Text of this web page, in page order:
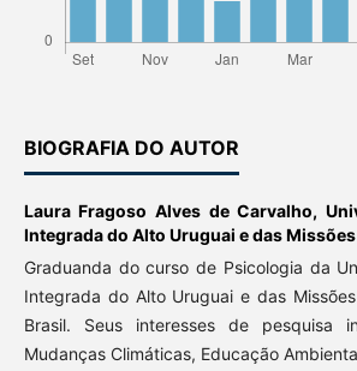
BIOGRAFIA DO AUTOR
Laura Fragoso Alves de Carvalho,
Integrada do Alto Uruguai e das Missões
Graduanda do curso de Psicologia da
Integrada do Alto Uruguai e das Missões
Brasil. Seus interesses de pesquisa
Mudanças Climáticas, Educação